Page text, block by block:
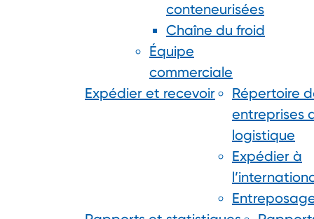
conteneurisées
Chaîne du froid
Équipe
commerciale
Expédier et recevoir
Répertoire
entreprises
logistique
Expédier à